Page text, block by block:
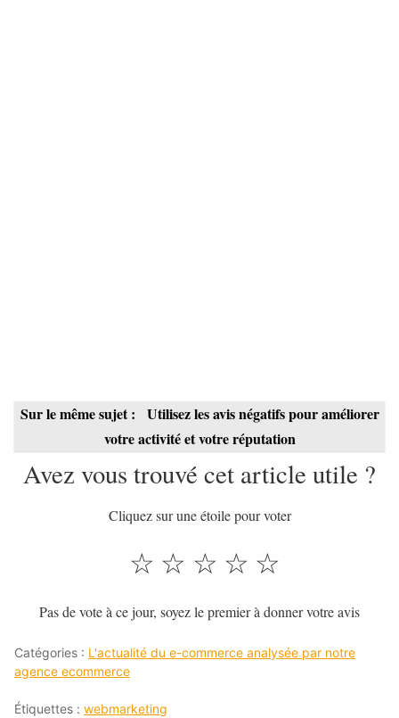
Sur le même sujet :
Utilisez les avis négatifs pour améliorer
votre activité et votre réputation
Avez vous trouvé cet article utile ?
Cliquez sur une étoile pour voter
☆
☆
☆
☆
☆
Pas de vote à ce jour, soyez le premier à donner votre avis
Catégories : L'actualité du e-commerce analysée par notre
agence ecommerce
Étiquettes : webmarketing